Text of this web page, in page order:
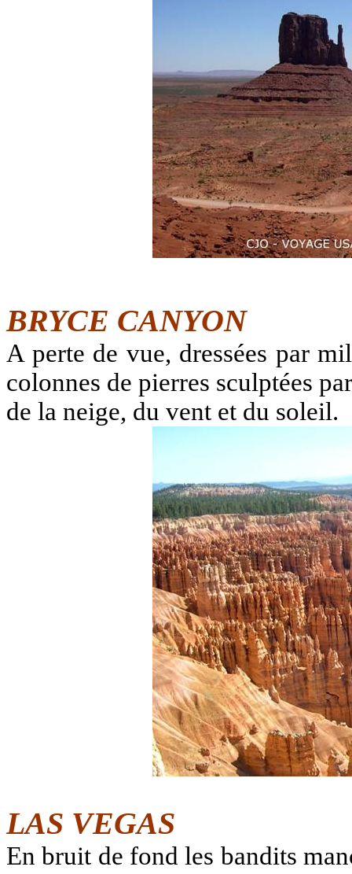
BRYCE CANYON
A perte de vue, dressées par
colonnes de pierres sculptées
de la neige, du vent et du soleil.
LAS VEGAS
En bruit de fond les bandits